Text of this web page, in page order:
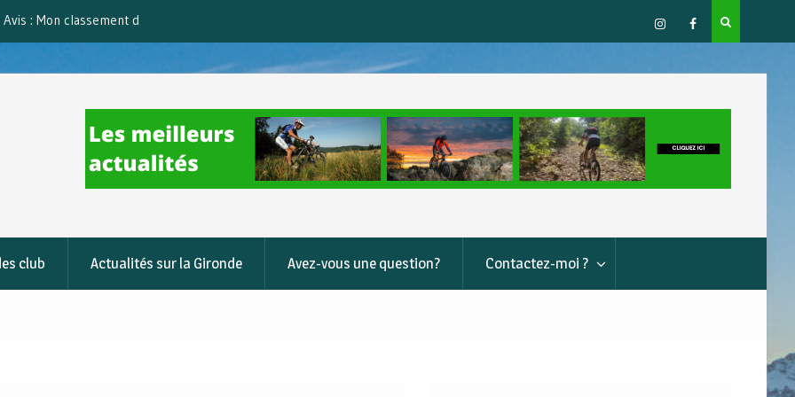
Bike 2020
domaine du cyclisme à Bordeaux
instagram
Facebook
club Actualités sur la Gironde Avez-vous une question? Contactez-moi ?